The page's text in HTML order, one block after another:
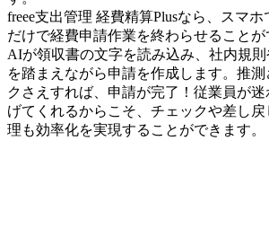
freee支出管理 経費精算Plusなら、スマ
だけで経費申請作業を終わらせること
AIが領収書の文字を読み込み、社内規
を踏まえながら申請を作成します。推
クさえすれば、申請が完了！従業員が
げてくれるからこそ、チェックや差し
理も効率化を実現することができます。